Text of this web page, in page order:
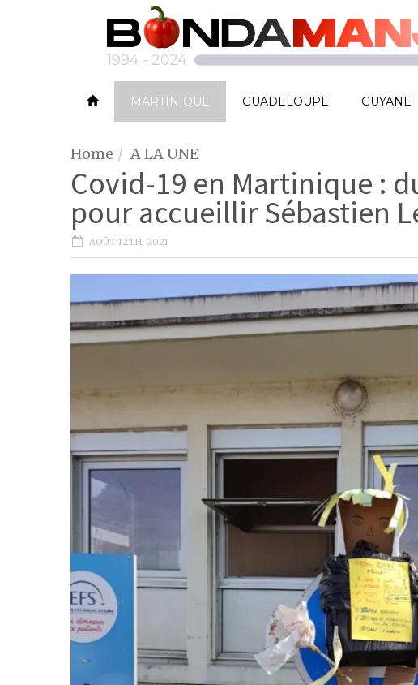
MARTINIQUE GUADELOUPE GUYANE
Home A LA UNE
Covid-19 en Martinique :
pour accueillir Sébastien
AOÛT 12TH, 2021